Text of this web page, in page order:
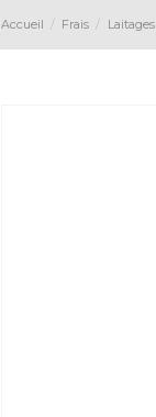
Accueil Frais Laitages